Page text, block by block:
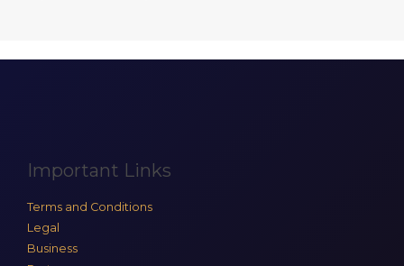
Important Links
Terms and Conditions
Legal
Business